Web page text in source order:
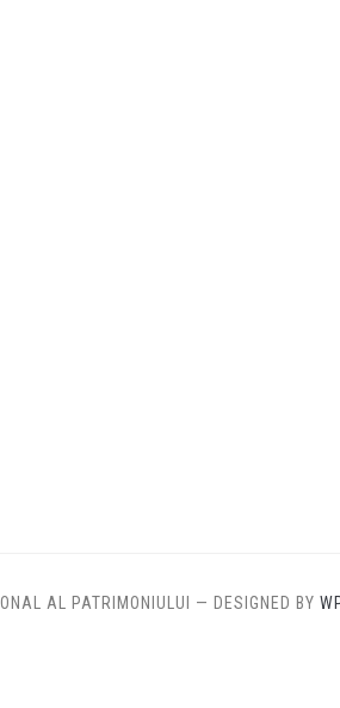
AL PATRIMONIULUI — DESIGNED BY